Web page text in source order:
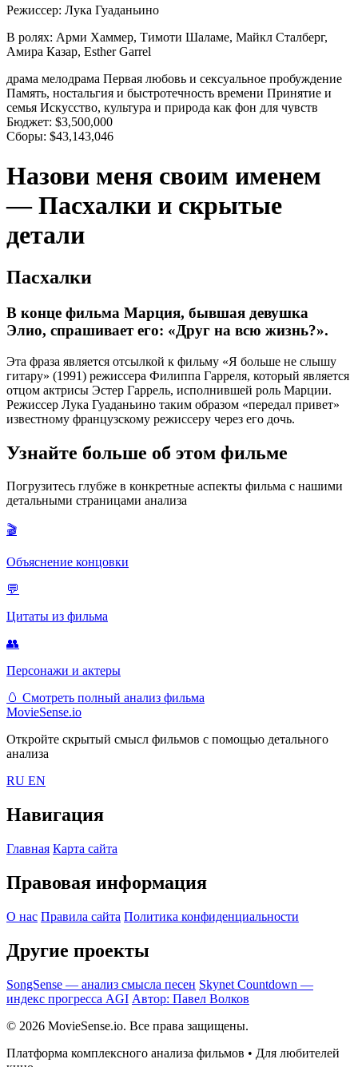
Режиссер: Лука Гуаданьино
В ролях: Арми Хаммер, Тимоти Шаламе, Майкл Сталберг,
Амира Казар, Esther Garrel
драма мелодрама Первая любовь и сексуальное пробуждение
Память, ностальгия и быстротечность времени Принятие и
семья Искусство, культура и природа как фон для чувств
Бюджет: $3,500,000
Сборы: $43,143,046
Назови меня своим именем
— Пасхалки и скрытые
детали
Пасхалки
В конце фильма Марция, бывшая девушка
Элио, спрашивает его: «Друг на всю жизнь?».
Эта фраза является отсылкой к фильму «Я больше не слышу
гитару» (1991) режиссера Филиппа Гарреля, который является
отцом актрисы Эстер Гаррель, исполнившей роль Марции.
Режиссер Лука Гуаданьино таким образом «передал привет»
известному французскому режиссеру через его дочь.
Узнайте больше об этом фильме
Погрузитесь глубже в конкретные аспекты фильма с нашими
детальными страницами анализа
🎬
Объяснение концовки
💬
Цитаты из фильма
👥
Персонажи и актеры
🥚 Смотреть полный анализ фильма
MovieSense.io
Откройте скрытый смысл фильмов с помощью детального
анализа
RU EN
Навигация
Главная Карта сайта
Правовая информация
О нас Правила сайта Политика конфиденциальности
Другие проекты
SongSense — анализ смысла песен Skynet Countdown —
индекс прогресса AGI Автор: Павел Волков
© 2026 MovieSense.io. Все права защищены.
Платформа комплексного анализа фильмов • Для любителей